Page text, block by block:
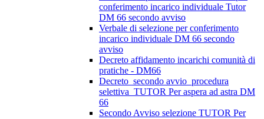
conferimento incarico individuale Tutor
DM 66 secondo avviso
Verbale di selezione per conferimento
incarico individuale DM 66 secondo
avviso
Decreto affidamento incarichi comunità di
pratiche - DM66
Decreto_secondo avvio_procedura
selettiva_TUTOR Per aspera ad astra DM
66
Secondo Avviso selezione TUTOR Per